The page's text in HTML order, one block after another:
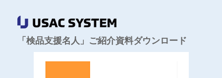
「検品支援名人」ご紹介資料ダウンロード